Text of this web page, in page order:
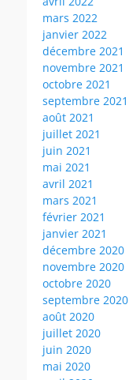
mars 2022
janvier 2022
décembre 2021
novembre 2021
octobre 2021
septembre 2021
août 2021
juillet 2021
juin 2021
mai 2021
avril 2021
mars 2021
février 2021
janvier 2021
décembre 2020
novembre 2020
octobre 2020
septembre 2020
août 2020
juillet 2020
juin 2020
mai 2020